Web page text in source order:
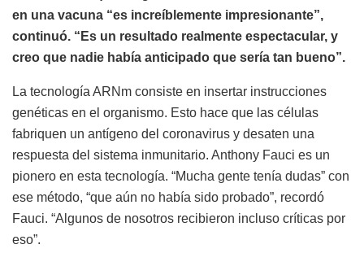
en una vacuna “es increíblemente impresionante”,
continuó. “Es un resultado realmente espectacular, y
creo que nadie había anticipado que sería tan bueno”.
La tecnología ARNm consiste en insertar instrucciones
genéticas en el organismo. Esto hace que las células
fabriquen un antígeno del coronavirus y desaten una
respuesta del sistema inmunitario. Anthony Fauci es un
pionero en esta tecnología. “Mucha gente tenía dudas” con
ese método, “que aún no había sido probado”, recordó
Fauci. “Algunos de nosotros recibieron incluso críticas por
eso”.